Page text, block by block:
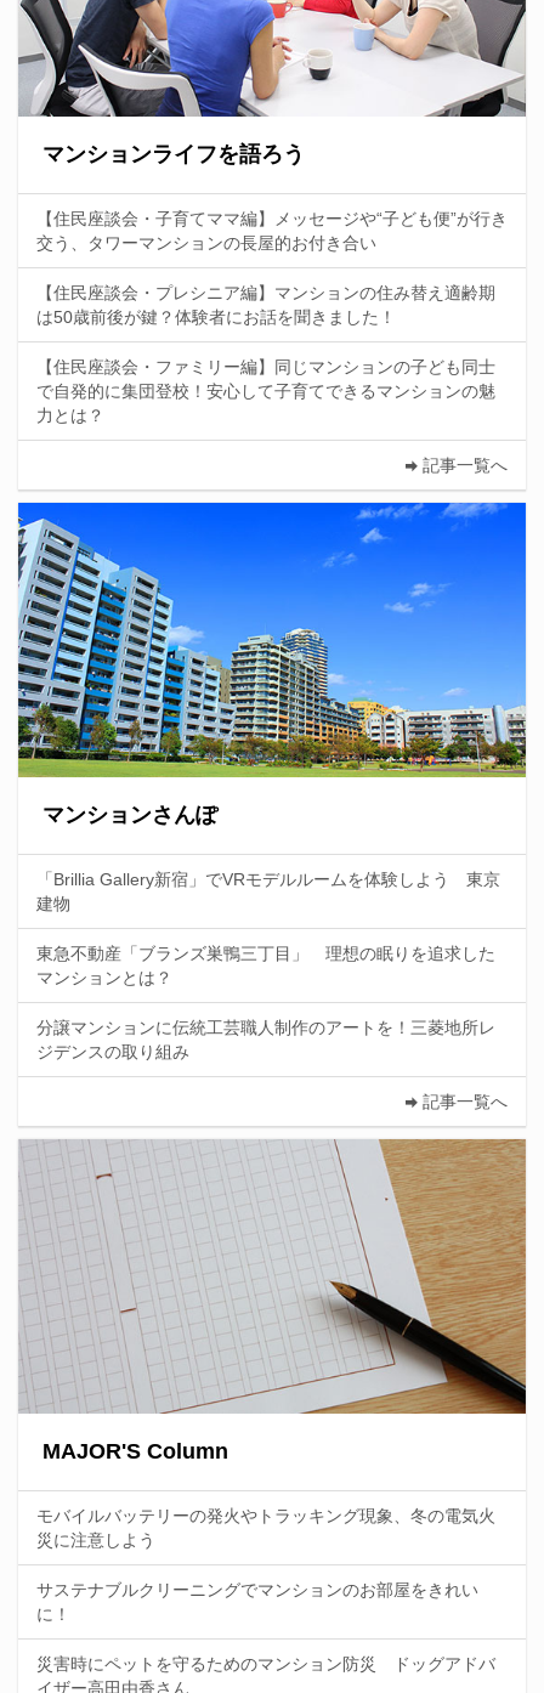
マンションライフを語ろう
【住民座談会・子育てママ編】メッセージや“子ども便”が行き
交う、タワーマンションの長屋的お付き合い
【住民座談会・プレシニア編】マンションの住み替え適齢期
は50歳前後が鍵？体験者にお話を聞きました！
【住民座談会・ファミリー編】同じマンションの子ども同士
で自発的に集団登校！安心して子育てできるマンションの魅
力とは？
記事一覧へ
マンションさんぽ
「Brillia Gallery新宿」でVRモデルルームを体験しよう 東京
建物
東急不動産「ブランズ巣鴨三丁目」 理想の眠りを追求した
マンションとは？
分譲マンションに伝統工芸職人制作のアートを！三菱地所レ
ジデンスの取り組み
記事一覧へ
MAJOR'S Column
モバイルバッテリーの発火やトラッキング現象、冬の電気火
災に注意しよう
サステナブルクリーニングでマンションのお部屋をきれい
に！
災害時にペットを守るためのマンション防災 ドッグアドバ
イザー高田由香さん